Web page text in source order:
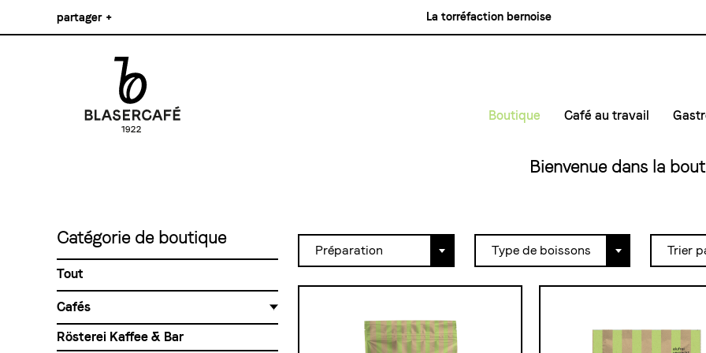
partager +
Pinterest
Instagram
Linkedin
La torréfaction bernoise
Boutique Café au travail
Moyenne et grande
Bienvenue dans la
Catégorie de boutique
Tout
Cafés
Cafés en grains
Rösterei Kaffee & Bar
Trier
Préparation Type de boissons